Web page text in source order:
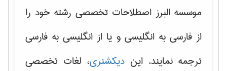
موسسه البرز اصطلاحات تخصصی رشته خود را
از فارسی به انگلیسی و یا از انگلیسی به فارسی
ترجمه نمایند. این دیکشنری، لغات تخصصی